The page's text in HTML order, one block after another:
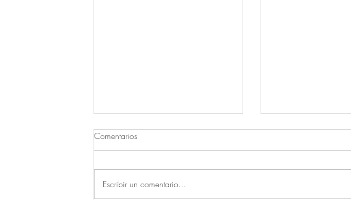
Comentarios
Escribir un comentario...